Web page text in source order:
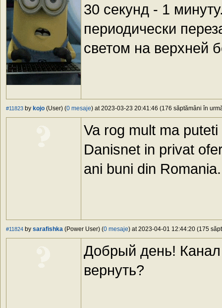
30 секунд - 1
периодически
светом на верхней
#11823 by kojo (User) (0 mesaje) at 2023-03-23 20:41:46 (176 săptămâni în
Va rog mult ma
Danisnet in privat
ani buni din Romania.
#11824 by sarafishka (Power User) (0 mesaje) at 2023-04-01 12:44:20 (175
Добрый день!
вернуть?